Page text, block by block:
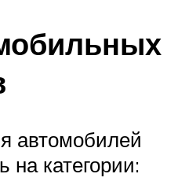
автомобилей
на категории: